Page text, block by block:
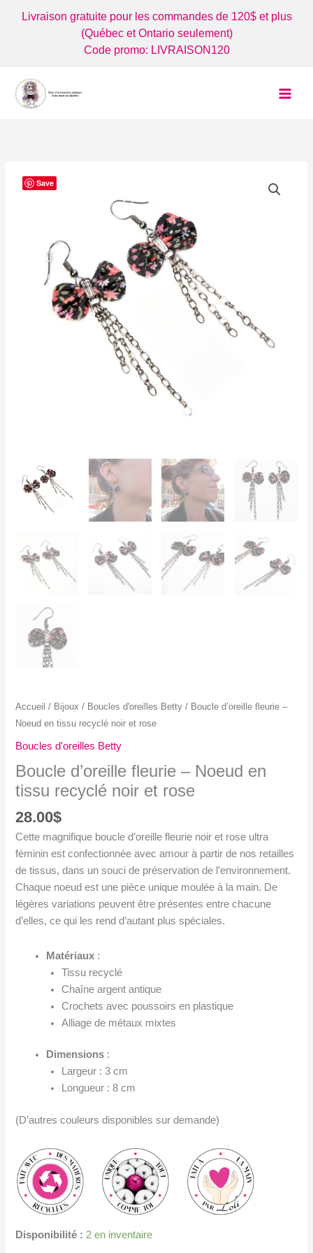
Livraison gratuite pour les commandes de 120$ et plus
(Québec et Ontario seulement)
Code promo: LIVRAISON120
Save
Accueil / Bijoux / Boucles d'oreilles Betty / Boucle d’oreille fleurie –
Noeud en tissu recyclé noir et rose
Boucles d'oreilles Betty
Boucle d’oreille fleurie – Noeud en
tissu recyclé noir et rose
28.00$
Cette magnifique boucle d’oreille fleurie noir et rose ultra
féminin est confectionnée avec amour à partir de nos retailles
de tissus, dans un souci de préservation de l’environnement.
Chaque noeud est une pièce unique moulée à la main. De
légères variations peuvent être présentes entre chacune
d’elles, ce qui les rend d’autant plus spéciales.
Matériaux :
Tissu recyclé
Chaîne argent antique
Crochets avec poussoirs en plastique
Alliage de métaux mixtes
Dimensions :
Largeur : 3 cm
Longueur : 8 cm
(D’autres couleurs disponibles sur demande)
Disponibilité : 2 en inventaire